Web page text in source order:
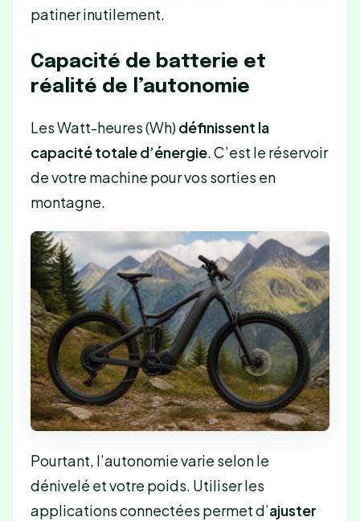
patiner inutilement.
Capacité de batterie et
réalité de l’autonomie
Les Watt-heures (Wh) définissent la
capacité totale d’énergie. C’est le réservoir
de votre machine pour vos sorties en
montagne.
Pourtant, l’autonomie varie selon le
dénivelé et votre poids. Utiliser les
applications connectées permet d’ajuster